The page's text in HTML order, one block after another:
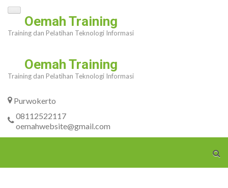
Skip
content
Enter)
Oemah Training
Training dan Pelatihan Teknologi Informasi
Oemah Training
Training dan Pelatihan Teknologi Informasi
Purwokerto
08112522117
oemahwebsite@gmail.com